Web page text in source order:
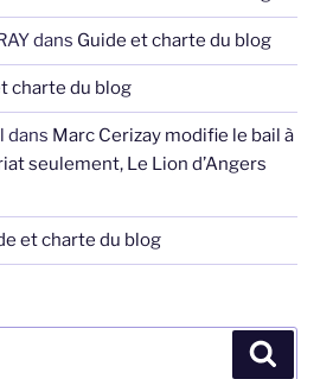
dans Guide et charte du blog
charte du blog
dans Marc Cerizay modifie le bail à
seulement, Le Lion d’Angers
et charte du blog